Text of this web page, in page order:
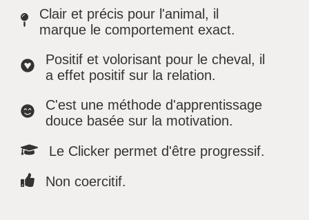
Clair et précis pour l'animal, il
marque le comportement exact.
Positif et volorisant pour le cheval, il
a effet positif sur la relation.
C'est une méthode d'apprentissage
douce basée sur la motivation.
Le Clicker permet d'être progressif.
Non coercitif.